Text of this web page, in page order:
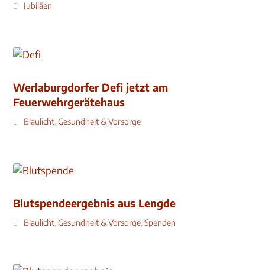
Jubiläen
Werlaburgdorfer Defi jetzt am
Feuerwehrgerätehaus
Blaulicht,Gesundheit & Vorsorge
Blutspendeergebnis aus Lengde
Blaulicht,Gesundheit & Vorsorge,Spenden